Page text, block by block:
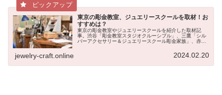
東京の彫金教室、ジュエリースクールを取材！お
すすめは？
東京の彫金教室やジュエリースクールを紹介した取材記
事。渋谷「彫金教室スタジオクルーシブル」、三鷹「シル
バーアクセサリー＆ジュエリースクール彫金家族」、赤羽
Jewelry Arts（ダブ・アカデミー・オブ・ジュエリーアー
ツ）の4校を、現役のジュエリースクール講師が取材し、
jewelry-craft.online 2024.02.20